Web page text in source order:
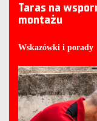
Taras na
montażu
Wskazówki i porady